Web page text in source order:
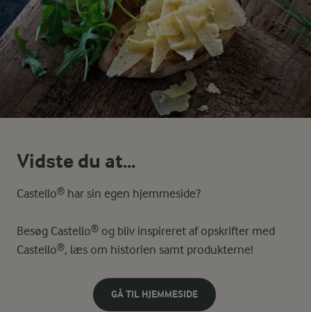
Vidste du at...
Castello® har sin egen hjemmeside?
Besøg Castello® og bliv inspireret af opskrifter med
Castello®, læs om historien samt produkterne!
GÅ TIL HJEMMESIDE